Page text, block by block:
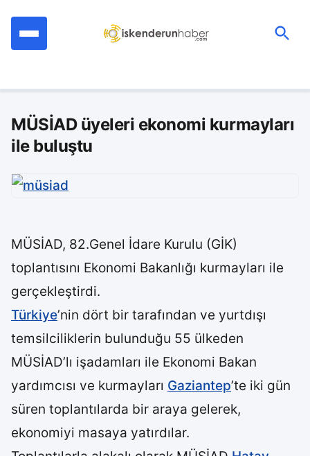
MÜSİAD üyeleri ekonomi kurmayları
ile buluştu
MÜSİAD, 82.Genel İdare Kurulu (GİK)
toplantısını Ekonomi Bakanlığı kurmayları ile
gerçekleştirdi.
Türkiye’nin dört bir tarafından ve yurtdışı
temsilciliklerin bulunduğu 55 ülkeden
MÜSİAD’lı işadamları ile Ekonomi Bakan
yardımcısı ve kurmayları Gaziantep’te iki gün
süren toplantılarda bir araya gelerek,
ekonomiyi masaya yatırdılar.